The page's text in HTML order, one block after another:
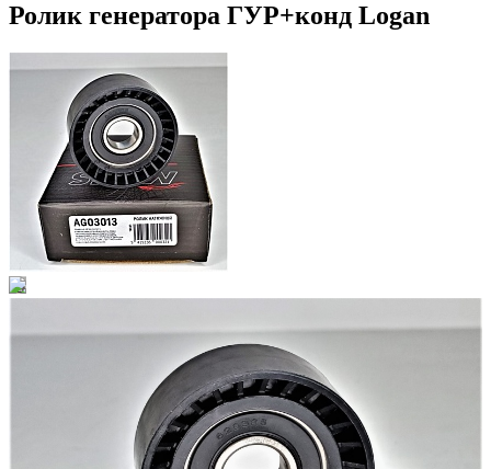
Ролик генератора ГУР+конд Logan